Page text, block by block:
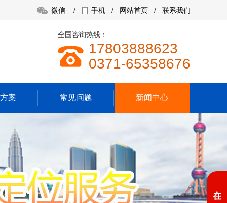
微信 / 手机 / 网站首页 / 联系我们
全国咨询热线：
17803888623
0371-65358676
案 常见问题 新闻中心